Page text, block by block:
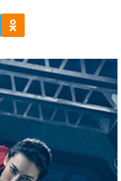
Эртугрула: 7
Осман»